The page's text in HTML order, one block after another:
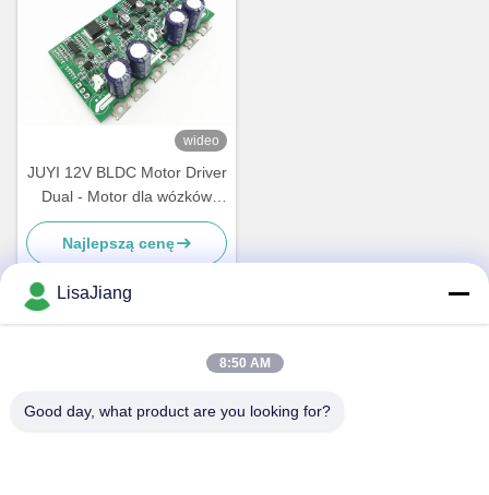
wideo
JUYI 12V BLDC Motor Driver
Dual - Motor dla wózków
inwalidzkich / Skuter
elektryczny,Płyty sterowania
prędkością silnika
Najlepszą cenę
Adres
LisaJiang
8:50 AM
Good day, what product are you looking for?